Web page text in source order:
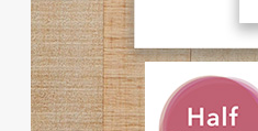
★無料ダウン
すいマンスリ
ム・撮影小物用